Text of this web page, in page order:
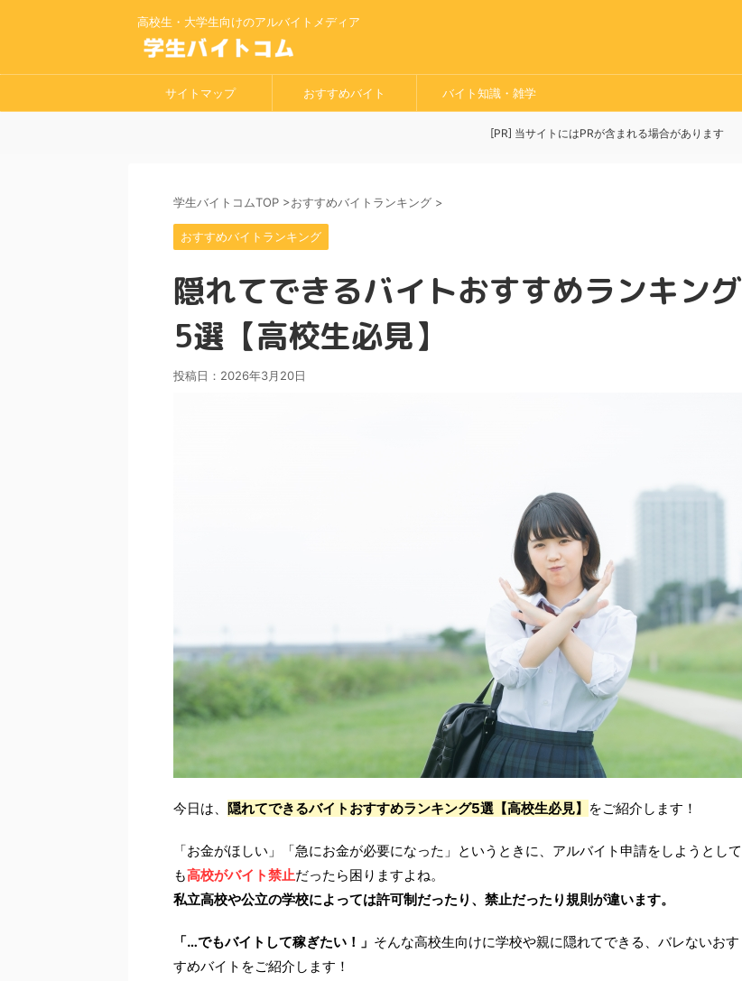
高校生・大学生向けのアルバイトメディア
サイトマップ おすすめバイト バイト知識・雑学
[PR] 当サイトにはPRが含まれる場合があります
学生バイトコムTOP >おすすめバイトランキング >
おすすめバイトランキング
隠れてできるバイトおすすめランキング
5選【高校生必見】
投稿日： 2026年3月20日
今日は、 隠れてできるバイトおすすめランキング5選【高校生必見】 をご紹介します！
「お金がほしい」「急にお金が必要になった」というときに、アルバイト申請をしようとして
も高校がバイト禁止だったら困りますよね。
私立高校や公立の学校によっては許可制だったり、禁止だったり規則が違います。
「…でもバイトして稼ぎたい！」 そんな高校生向けに学校や親に隠れてできる、バレないおす
すめバイトをご紹介します！